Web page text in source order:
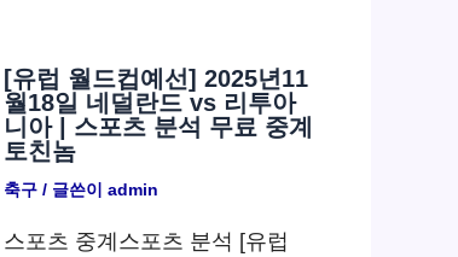
[유럽 월드컵예선] 2025년11
월18일 네덜란드 vs 리투아
니아 | 스포츠 분석 무료 중계
토친놈
축구 / 글쓴이admin
스포츠 중계스포츠 분석 [유럽